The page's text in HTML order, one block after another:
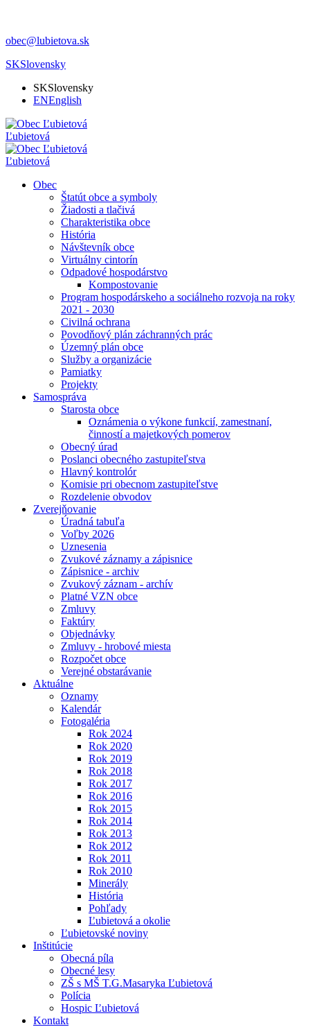
obec@lubietova.sk
SKSlovensky
SKSlovensky
ENEnglish
Ľubietová
Ľubietová
Obec
Štatút obce a symboly
Žiadosti a tlačivá
Charakteristika obce
História
Návštevník obce
Virtuálny cintorín
Odpadové hospodárstvo
Kompostovanie
Program hospodárskeho a sociálneho rozvoja na roky
2021 - 2030
Civilná ochrana
Povodňový plán záchranných prác
Územný plán obce
Služby a organizácie
Pamiatky
Projekty
Samospráva
Starosta obce
Oznámenia o výkone funkcií, zamestnaní,
činností a majetkových pomerov
Obecný úrad
Poslanci obecného zastupiteľstva
Hlavný kontrolór
Komisie pri obecnom zastupiteľstve
Rozdelenie obvodov
Zverejňovanie
Úradná tabuľa
Voľby 2026
Uznesenia
Zvukové záznamy a zápisnice
Zápisnice - archiv
Zvukový záznam - archív
Platné VZN obce
Zmluvy
Faktúry
Objednávky
Zmluvy - hrobové miesta
Rozpočet obce
Verejné obstarávanie
Aktuálne
Oznamy
Kalendár
Fotogaléria
Rok 2024
Rok 2020
Rok 2019
Rok 2018
Rok 2017
Rok 2016
Rok 2015
Rok 2014
Rok 2013
Rok 2012
Rok 2011
Rok 2010
Minerály
História
Pohľady
Ľubietová a okolie
Ľubietovské noviny
Inštitúcie
Obecná píla
Obecné lesy
ZŠ s MŠ T.G.Masaryka Ľubietová
Polícia
Hospic Ľubietová
Kontakt